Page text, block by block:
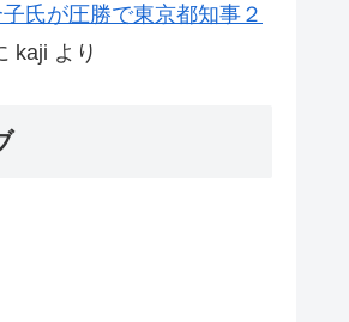
氏が圧勝で東京都知事２
kaji より